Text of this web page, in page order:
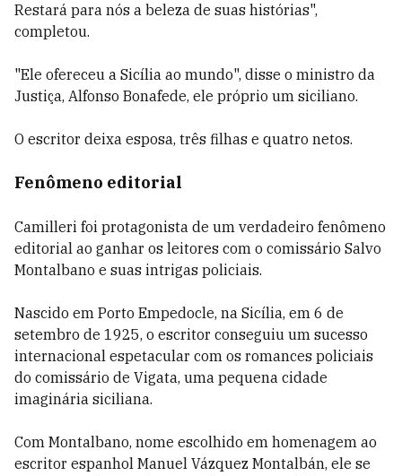
Restará para nós a beleza de suas histórias",
completou.
"Ele ofereceu a Sicília ao mundo", disse o ministro da
Justiça, Alfonso Bonafede, ele próprio um siciliano.
O escritor deixa esposa, três filhas e quatro netos.
Fenômeno editorial
Camilleri foi protagonista de um verdadeiro fenômeno
editorial ao ganhar os leitores com o comissário Salvo
Montalbano e suas intrigas policiais.
Nascido em Porto Empedocle, na Sicília, em 6 de
setembro de 1925, o escritor conseguiu um sucesso
internacional espetacular com os romances policiais
do comissário de Vigata, uma pequena cidade
imaginária siciliana.
Com Montalbano, nome escolhido em homenagem ao
escritor espanhol Manuel Vázquez Montalbán, ele se